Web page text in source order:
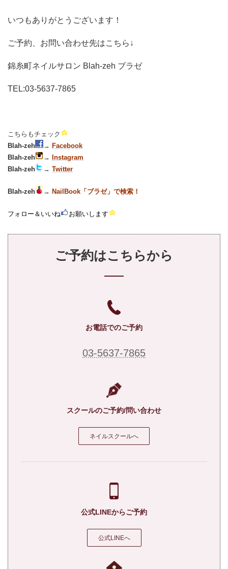
いつもありがとうございます！
ご予約、お問い合わせ先はこちら↓
錦糸町ネイルサロン Blah-zeh ブラゼ
TEL:03-5637-7865
こちらもチェック
B lah-zeh → Facebook
Blah-zeh
→
Instagram
Blah-zeh
→ Twitter
Blah-zeh → NailBook「ブラゼ」で検索！
フォロー＆いいね お願いします
ご予約はこちらから
お電話でのご予約
03-5637-7865
スクールのご予約/問い合わせ
ネイルスクールへ
公式LINEからご予約
公式LINEへ